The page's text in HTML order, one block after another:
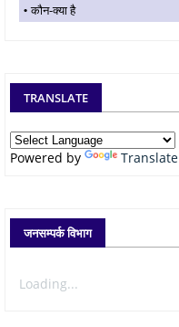
कौन-क्या है
TRANSLATE
Powered by Translate
जनसम्पर्क विभाग
Loading...